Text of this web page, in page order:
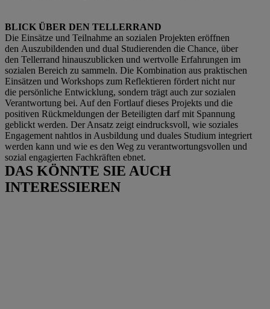
BLICK ÜBER DEN TELLERRAND
Die Einsätze und Teilnahme an sozialen Projekten eröffnen
den Auszubildenden und dual Studierenden die Chance, über
den Tellerrand hinauszublicken und wertvolle Erfahrungen im
sozialen Bereich zu sammeln. Die Kombination aus praktischen
Einsätzen und Workshops zum Reflektieren fördert nicht nur
die persönliche Entwicklung, sondern trägt auch zur sozialen
Verantwortung bei. Auf den Fortlauf dieses Projekts und die
positiven Rückmeldungen der Beteiligten darf mit Spannung
geblickt werden. Der Ansatz zeigt eindrucksvoll, wie soziales
Engagement nahtlos in Ausbildung und duales Studium integriert
werden kann und wie es den Weg zu verantwortungsvollen und
sozial engagierten Fachkräften ebnet.
DAS KÖNNTE SIE AUCH
INTERESSIEREN